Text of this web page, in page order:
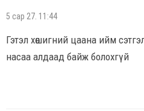
5 сар 27. 11:44
Гэтэл хөшигний цаана ийм
насаа алдаад байж болохгүй